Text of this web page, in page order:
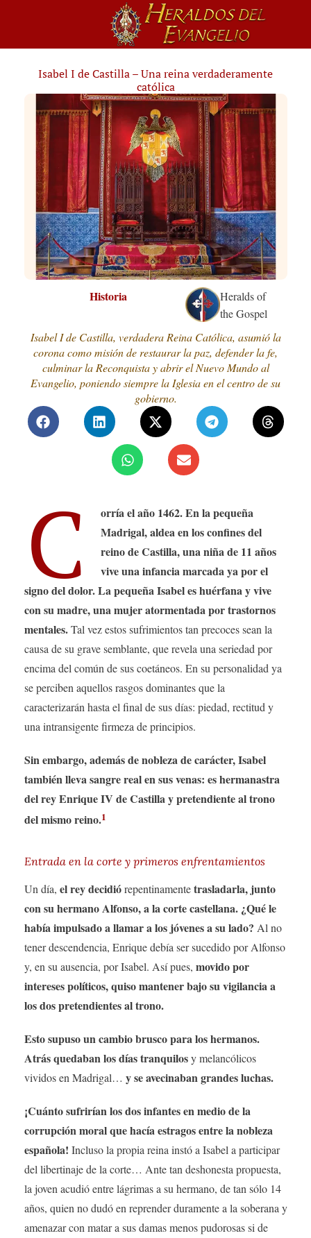
Isabel I de Castilla – Una reina verdaderamente
católica
Historia
Heralds of
the Gospel
Isabel I de Castilla, verdadera Reina Católica, asumió la
corona como misión de restaurar la paz, defender la fe,
culminar la Reconquista y abrir el Nuevo Mundo al
Evangelio, poniendo siempre la Iglesia en el centro de su
gobierno.
C
orría el año 1462. En la pequeña
Madrigal, aldea en los confines del
reino de Castilla, una niña de 11 años
vive una infancia marcada ya por el
signo del dolor. La pequeña Isabel es huérfana y vive
con su madre, una mujer atormentada por trastornos
mentales.Tal vez estos sufrimientos tan precoces sean la
causa de su grave semblante, que revela una seriedad por
encima del común de sus coetáneos. En su personalidad ya
se perciben aquellos rasgos dominantes que la
caracterizarán hasta el final de sus días: piedad, rectitud y
una intransigente firmeza de principios.
Sin embargo, además de nobleza de carácter, Isabel
también lleva sangre real en sus venas: es hermanastra
del rey Enrique IV de Castilla y pretendiente al trono
del mismo reino.1
Entrada en la corte y primeros enfrentamientos
Un día, el rey decidiórepentinamentetrasladarla, junto
con su hermano Alfonso, a la corte castellana. ¿Qué le
había impulsado a llamar a los jóvenes a su lado? Al no
tener descendencia, Enrique debía ser sucedido por Alfonso
y, en su ausencia, por Isabel. Así pues, movido por
intereses políticos, quiso mantener bajo su vigilancia a
los dos pretendientes al trono.
Esto supuso un cambio brusco para los hermanos.
Atrás quedaban los días tranquilosy melancólicos
vividos en Madrigal… y se avecinaban grandes luchas.
¡Cuánto sufrirían los dos infantes en medio de la
corrupción moral que hacía estragos entre la nobleza
española! Incluso la propia reina instó a Isabel a participar
del libertinaje de la corte… Ante tan deshonesta propuesta,
la joven acudió entre lágrimas a su hermano, de tan sólo 14
años, quien no dudó en reprender duramente a la soberana y
amenazar con matar a sus damas menos pudorosas si de